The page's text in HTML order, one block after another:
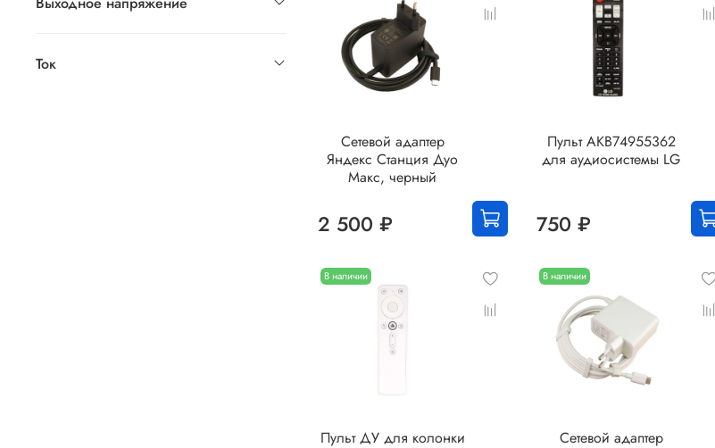
Сетевой адаптер
Яндекс Станция Дуо
Макс, черный
2 500 ₽
Пульт AKB74955362
для аудиосистемы LG
750 ₽
В наличии
Пульт ДУ для колонки
В наличии
Сетевой адаптер
Ток